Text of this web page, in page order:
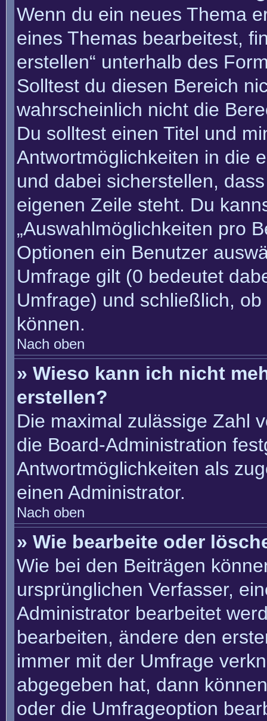
Wenn du ein neues Thema
eines Themas bearbeitest,
erstellen“ unterhalb des
Solltest du diesen Bereich
wahrscheinlich nicht die
Du solltest einen Titel und
Antwortmöglichkeiten in die
und dabei sicherstellen,
eigenen Zeile steht. Du
„Auswahlmöglichkeiten pro
Optionen ein Benutzer
Umfrage gilt (0 bedeutet
Umfrage) und schließlich,
können.
Nach oben
» Wieso kann ich nicht
erstellen?
Die maximal zulässige Zahl
die Board-Administration
Antwortmöglichkeiten als
einen Administrator.
Nach oben
» Wie bearbeite oder
Wie bei den Beiträgen
ursprünglichen Verfasser,
Administrator bearbeitet
bearbeiten, ändere den
immer mit der Umfrage
abgegeben hat, dann
oder die Umfrageoption